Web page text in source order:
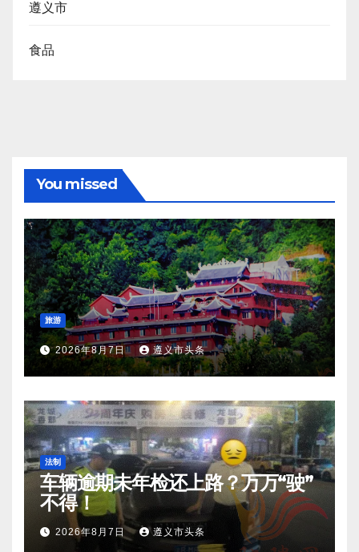
遵义市
食品
You missed
旅游
2026年8月7日 遵义市头条
法制
车辆逾期未年检还上路？万万“驶”
不得！
2026年8月7日 遵义市头条